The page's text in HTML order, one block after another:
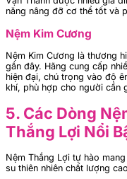
năng nâng đỡ cơ thể tốt và
Nệm Kim Cương
Nệm Kim Cương là thương
gần đây. Hãng cung cấp
hiện đại, chú trọng vào độ
khí, phù hợp cho người cần
5. Các Dòng
Thắng Lợi Nổi
Nệm Thắng Lợi tự hào
su thiên nhiên chất lượng